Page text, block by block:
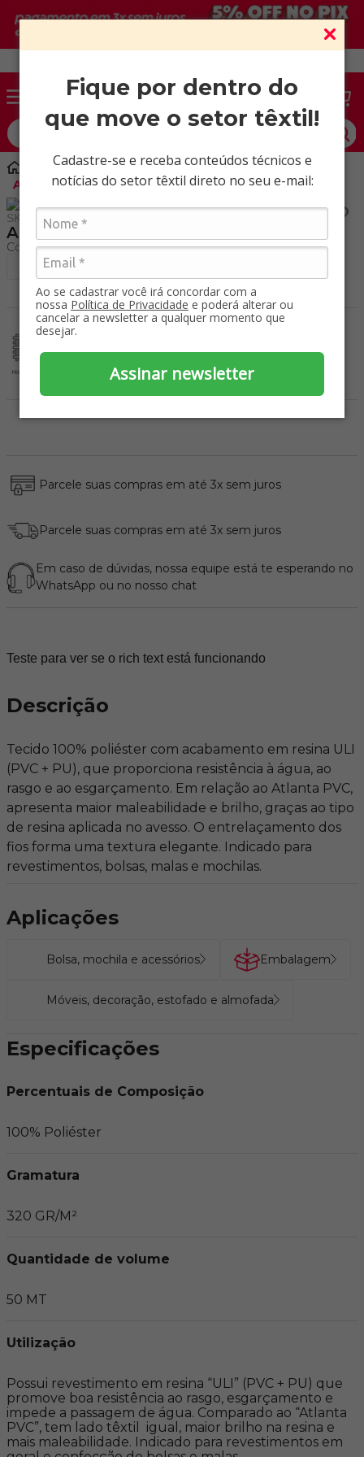
Fique por dentro do
que move o setor têxtil!
Cadastre-se e receba conteúdos técnicos e
notícias do setor têxtil direto no seu e-mail:
Ao se cadastrar você irá concordar com a
nossa Política de Privacidade e poderá alterar ou
cancelar a newsletter a qualquer momento que
desejar.
Assinar newsletter
O que você procura?
Marroquinaria
Poliéster
Atlanta ULI / Mt
SKU 50208000
Atlanta ULI / Mt
Tecido reforçado
com revestimentos
para maior
durabilidade
Alta resistência
Parcele suas compras em até 3x sem juros
Parcele suas compras em até 3x sem juros
Em caso de dúvidas, nossa equipe está te esperando no
WhatsApp ou no nosso chat
Teste para ver se o rich text está funcionando
Descrição
Tecido 100% poliéster com acabamento em resina ULI
(PVC + PU), que proporciona resistência à água, ao
rasgo e ao esgarçamento. Em relação ao Atlanta PVC,
apresenta maior maleabilidade e brilho, graças ao tipo
de resina aplicada no avesso. O entrelaçamento dos
fios forma uma textura elegante. Indicado para
revestimentos, bolsas, malas e mochilas.
Aplicações
Bolsa, mochila e acessórios Embalagem
Móveis, decoração, estofado e almofada
Especificações
Percentuais de Composição
100% Poliéster
Gramatura
320 GR/M²
Quantidade de volume
50 MT
Utilização
Possui revestimento em resina “ULI” (PVC + PU) que
promove boa resistência ao rasgo, esgarçamento e
impede a passagem de água. Comparado ao “Atlanta
PVC”, tem lado têxtil  igual, maior brilho na resina e
mais maleabilidade. Indicado para revestimentos em